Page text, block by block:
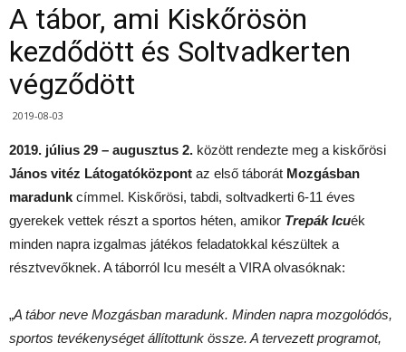
A tábor, ami Kiskőrösön
kezdődött és Soltvadkerten
végződött
2019-08-03
2019. július 29 – augusztus 2. között rendezte meg a kiskőrösi
János vitéz Látogatóközpont az első táborát Mozgásban
maradunk címmel. Kiskőrösi, tabdi, soltvadkerti 6-11 éves
gyerekek vettek részt a sportos héten, amikor Trepák Icuék
minden napra izgalmas játékos feladatokkal készültek a
résztvevőknek. A táborról Icu mesélt a VIRA olvasóknak:
„A tábor neve Mozgásban maradunk. Minden napra mozgolódós,
sportos tevékenységet állítottunk össze. A tervezett programot,